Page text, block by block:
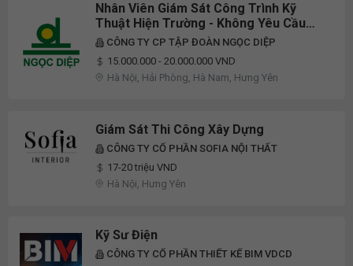
Nhân Viên Giám Sát Công Trình Kỹ
Thuật Hiện Trường - Không Yêu Cầu
Kinh Nghiệm
CÔNG TY CP TẬP ĐOÀN NGỌC DIỆP
15.000.000 - 20.000.000 VND
Hà Nội, Hải Phòng, Hà Nam, Hưng Yên
Giám Sát Thi Công Xây Dựng
CÔNG TY CỔ PHẦN SOFIA NỘI THẤT
17-20 triệu VND
Hà Nội, Hưng Yên
Kỹ Sư Điện
CÔNG TY CỔ PHẦN THIẾT KẾ BIM VDCD